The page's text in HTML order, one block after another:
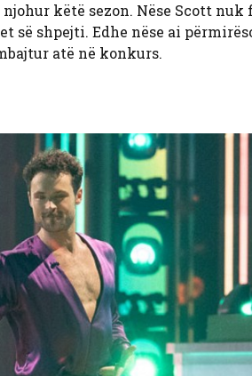
këtë sezon. Nëse Scott
shpejti. Edhe nëse ai
atë në konkurs.